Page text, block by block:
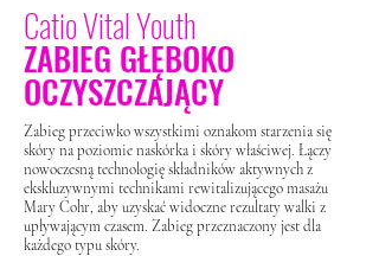
Catio Vital Youth
ZABIEG GŁĘBOKO
OCZYSZCZAJĄCY
Zabieg przeciwko wszystkimi oznakom starzenia się
skóry na poziomie naskórka i skóry właściwej. Łączy
nowoczesną technologię składników aktywnych z
ekskluzywnymi technikami rewitalizującego masażu
Mary Cohr, aby uzyskać widoczne rezultaty walki z
upływającym czasem. Zabieg przeznaczony jest dla
każdego typu skóry.